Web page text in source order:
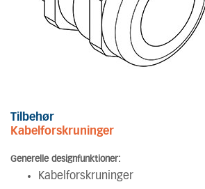
Tilbehør
Kabelforskruninger
Generelle designfunktioner:
Kabelforskruninger